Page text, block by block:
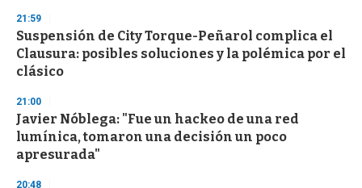
s
e
c
o
n
21:59
Suspensión de City Torque-Peñarol complica el
Clausura: posibles soluciones y la polémica por el
clásico
21:00
Javier Nóblega: "Fue un hackeo de una red
lumínica, tomaron una decisión un poco
apresurada"
20:48